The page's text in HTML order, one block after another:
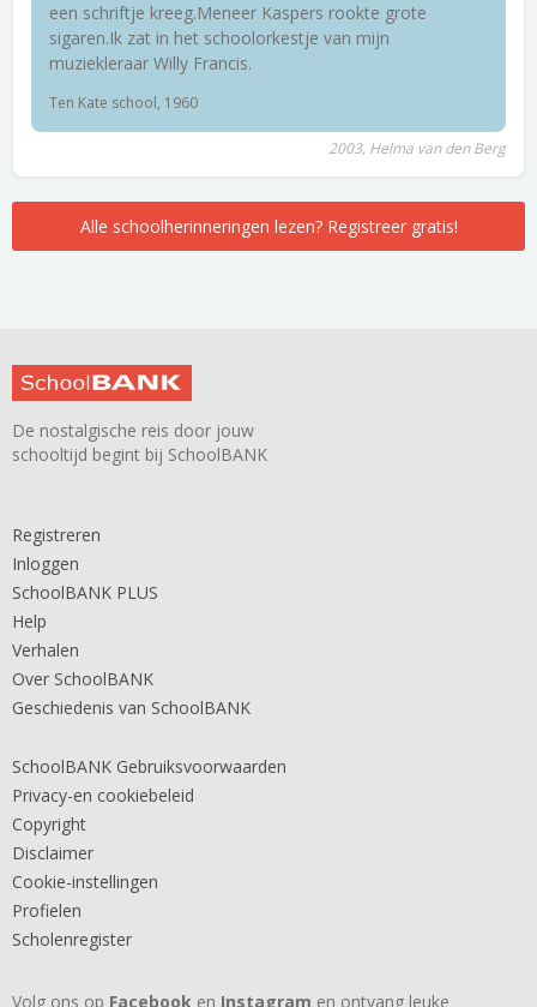
een schriftje kreeg.Meneer Kaspers rookte grote
sigaren.Ik zat in het schoolorkestje van mijn
muziekleraar Willy Francis.
Ten Kate school, 1960
2003, Helma van den Berg
Alle schoolherinneringen lezen? Registreer gratis!
De nostalgische reis door jouw
schooltijd begint bij SchoolBANK
Registreren
Inloggen
SchoolBANK PLUS
Help
Verhalen
Over SchoolBANK
Geschiedenis van SchoolBANK
SchoolBANK Gebruiksvoorwaarden
Privacy-en cookiebeleid
Copyright
Disclaimer
Cookie-instellingen
Profielen
Scholenregister
Volg ons op Facebook en Instagram en ontvang leuke